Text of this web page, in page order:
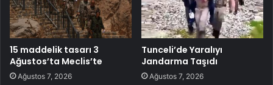
15 maddelik tasarı 3
Ağustos’ta Meclis’te
Ağustos 7, 2026
Tunceli’de Yaralıyı
Jandarma Taşıdı
Ağustos 7, 2026